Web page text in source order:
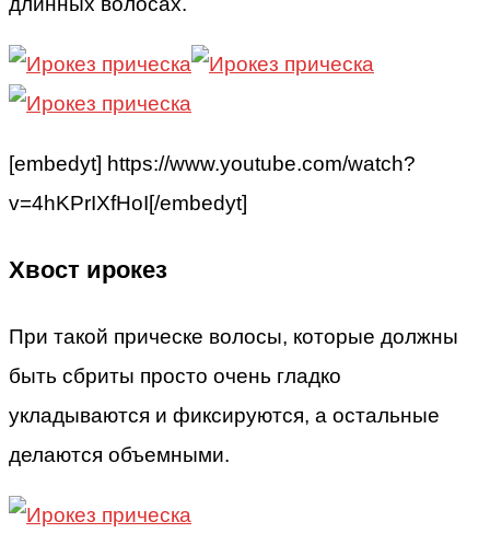
[embedyt] https://www.youtube.com/watch?
v=4hKPrIXfHoI[/embedyt]
Хвост ирокез
При такой прическе волосы, которые должны
быть сбриты просто очень гладко
укладываются и фиксируются, а остальные
делаются объемными.